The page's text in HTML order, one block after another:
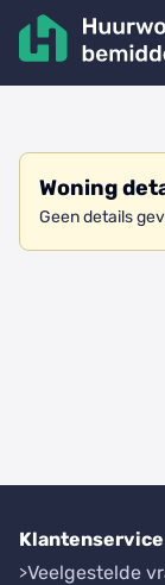
Woning
Geen details
Klantenservice
Veelgestelde